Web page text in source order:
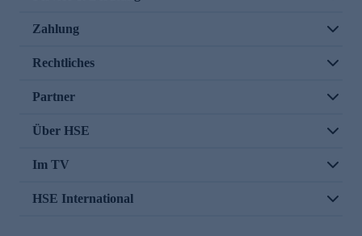
Zahlung
Rechtliches
Partner
Über HSE
Im TV
HSE International